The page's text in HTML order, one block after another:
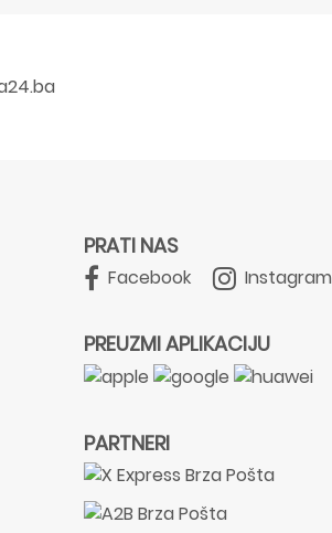
PRATI NAS
Facebook Instagram
PREUZMI APLIKACIJU
PARTNERI